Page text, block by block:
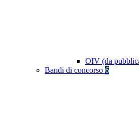
OIV (da
Bandi di concorso 6